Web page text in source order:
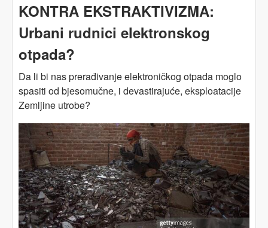
KONTRA EKSTRAKTIVIZMA:
Urbani rudnici elektronskog
otpada?
Da li bi nas prerađivanje elektroničkog otpada moglo
spasiti od bjesomučne, i devastirajuće, eksploatacije
Zemljine utrobe?